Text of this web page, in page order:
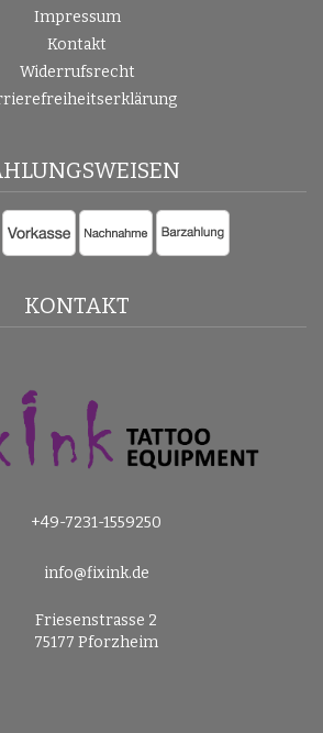
Impressum
Kontakt
Widerrufsrecht
KONTAKT
+49-7231-1559250
info@fixink.de
Friesenstrasse 2
75177 Pforzheim